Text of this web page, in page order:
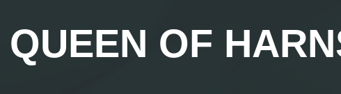
QUEEN OF